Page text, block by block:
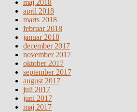
maj 2018
april 2018
marts 2018
februar 2018
januar 2018
december 2017
november 2017
oktober 2017
september 2017
august 2017
juli 2017
juni 2017
maj 2017